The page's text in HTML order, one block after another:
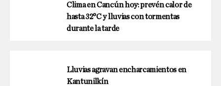
Clima en Cancún hoy: prevén calor de
hasta 32°C y lluvias con tormentas
durante la tarde
Lluvias agravan encharcamientos en
Kantunilkín